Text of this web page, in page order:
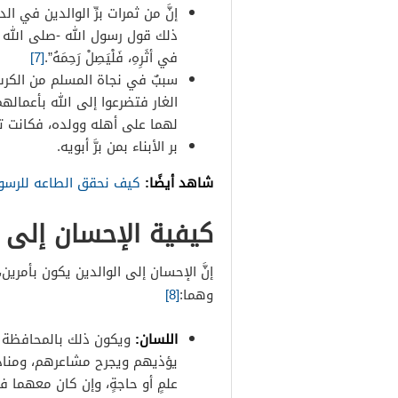
إنَّ من ثمرات برِّ الوالدين في
ذلك قول رسول الله -صلى
في أثَرِهِ، فَلْيَصِلْ رَحِمَهُ”.[7]
سببٌ في نجاة المسلم من
الغار فتضرعوا إلى الله
لهما على أهله وولده، فكانت
بر الأبناء بمن برَّ أبويه.
شاهد أيضًا: كيف نحقق الطاعه
كيفية الإحسان إلى
إنَّ الإحسان إلى الوالدين يكون
وهما:[8]
اللسان: ويكون ذلك بالمحافظة
يؤذيهم ويجرح مشاعرهم،
علمٍ أو حاجةٍ، وإن كان معهما